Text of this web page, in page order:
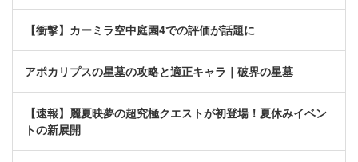
【衝撃】カーミラ空中庭園4での評価が話題に
アポカリプスの星墓の攻略と適正キャラ｜破界の星墓
【速報】麗夏映夢の超究極クエストが初登場！夏休みイベン
トの新展開